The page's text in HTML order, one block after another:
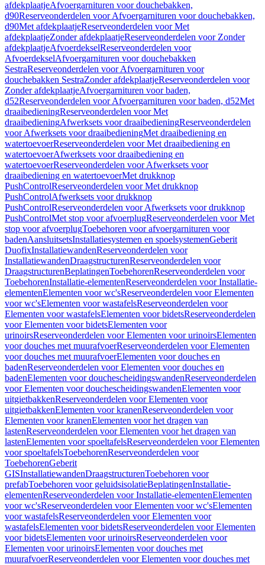
afdekplaatjeAfvoergarnituren voor douchebakken,
d90Reserveonderdelen voor Afvoergarnituren voor douchebakken,
d90Met afdekplaatjeReserveonderdelen voor Met
afdekplaatjeZonder afdekplaatjeReserveonderdelen voor Zonder
afdekplaatjeAfvoerdekselReserveonderdelen voor
AfvoerdekselAfvoergarnituren voor douchebakken
SestraReserveonderdelen voor Afvoergarnituren voor
douchebakken SestraZonder afdekplaatjeReserveonderdelen voor
Zonder afdekplaatjeAfvoergarnituren voor baden,
d52Reserveonderdelen voor Afvoergarnituren voor baden, d52Met
draaibedieningReserveonderdelen voor Met
draaibedieningAfwerksets voor draaibedieningReserveonderdelen
voor Afwerksets voor draaibedieningMet draaibediening en
watertoevoerReserveonderdelen voor Met draaibediening en
watertoevoerAfwerksets voor draaibediening en
watertoevoerReserveonderdelen voor Afwerksets voor
draaibediening en watertoevoerMet drukknop
PushControlReserveonderdelen voor Met drukknop
PushControlAfwerksets voor drukknop
PushControlReserveonderdelen voor Afwerksets voor drukknop
PushControlMet stop voor afvoerplugReserveonderdelen voor Met
stop voor afvoerplugToebehoren voor afvoergarnituren voor
badenAansluitsetsInstallatiesystemen en spoelsystemenGeberit
DuofixInstallatiewandenReserveonderdelen voor
InstallatiewandenDraagstructurenReserveonderdelen voor
DraagstructurenBeplatingenToebehorenReserveonderdelen voor
ToebehorenInstallatie-elementenReserveonderdelen voor Installatie-
elementenElementen voor wc'sReserveonderdelen voor Elementen
voor wc'sElementen voor wastafelsReserveonderdelen voor
Elementen voor wastafelsElementen voor bidetsReserveonderdelen
voor Elementen voor bidetsElementen voor
urinoirsReserveonderdelen voor Elementen voor urinoirsElementen
voor douches met muurafvoerReserveonderdelen voor Elementen
voor douches met muurafvoerElementen voor douches en
badenReserveonderdelen voor Elementen voor douches en
badenElementen voor douchescheidingswandenReserveonderdelen
voor Elementen voor douchescheidingswandenElementen voor
uitgietbakkenReserveonderdelen voor Elementen voor
uitgietbakkenElementen voor kranenReserveonderdelen voor
Elementen voor kranenElementen voor het dragen van
lastenReserveonderdelen voor Elementen voor het dragen van
lastenElementen voor spoeltafelsReserveonderdelen voor Elementen
voor spoeltafelsToebehorenReserveonderdelen voor
ToebehorenGeberit
GISInstallatiewandenDraagstructurenToebehoren voor
prefabToebehoren voor geluidsisolatieBeplatingenInstallatie-
elementenReserveonderdelen voor Installatie-elementenElementen
voor wc'sReserveonderdelen voor Elementen voor wc'sElementen
voor wastafelsReserveonderdelen voor Elementen voor
wastafelsElementen voor bidetsReserveonderdelen voor Elementen
voor bidetsElementen voor urinoirsReserveonderdelen voor
Elementen voor urinoirsElementen voor douches met
muurafvoerReserveonderdelen voor Elementen voor douches met